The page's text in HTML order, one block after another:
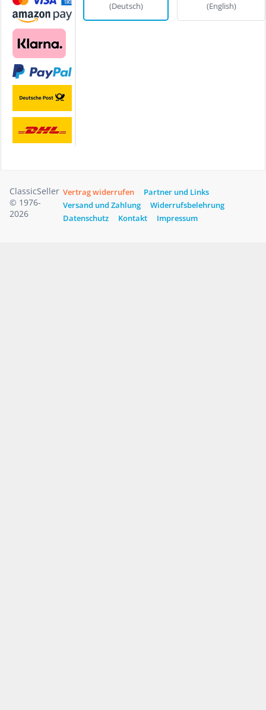
(Deutsch)
(English)
ClassicSeller
© 1976-
2026
Vertrag widerrufen
Partner und Links
Versand und Zahlung
Widerrufsbelehrung
Datenschutz
Kontakt Impressum